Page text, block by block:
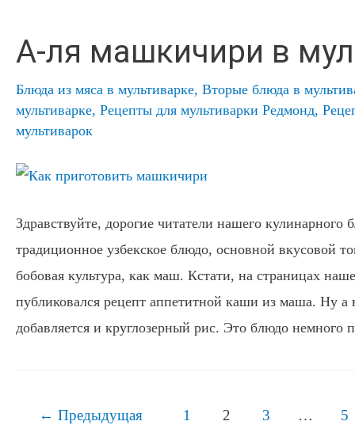
А-ля машкичири в
Блюда из мяса в мультиварке, Вторые блюда в
мультиварке, Рецепты для мультиварки Редмонд,
мультиварок
Здравствуйте, дорогие читатели нашего
традиционное узбекское блюдо, основной вкусовой
бобовая культура, как маш. Кстати, на страницах
публиковался рецепт аппетитной каши из маша. Ну
добавляется и круглозерный рис. Это блюдо немного
Навигация
← Предыдущая 1 2 3 … 5